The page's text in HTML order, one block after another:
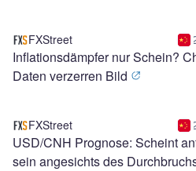
FXStreet
Inflationsdämpfer nur Schein?
Daten verzerren Bild
FXStreet
USD/CNH Prognose: Scheint
sein angesichts des